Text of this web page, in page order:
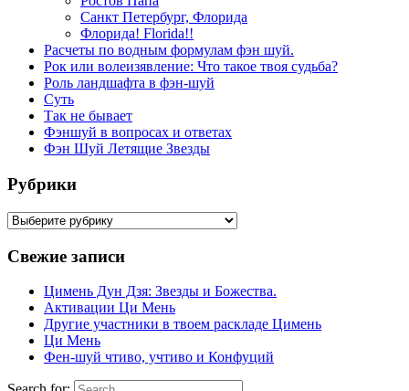
Санкт Петербург, Флорида
Флорида! Florida!!
Расчеты по водным формулам фэн шуй.
Рок или волеизявление: Что такое твоя судьба?
Роль ландшафта в фэн-шуй
Суть
Так не бывает
Фэншуй в вопросах и ответах
Фэн Шуй Летящие Звезды
Рубрики
Рубрики
Свежие записи
Цимень Дун Дзя: Звезды и Божества.
Активации Ци Мень
Другие участники в твоем раскладе Цимень
Ци Мень
Фен-шуй чтиво, учтиво и Конфуций